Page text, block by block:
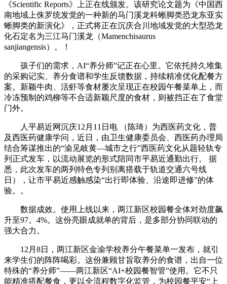
《Scientific Reports》上正在线颁发。该研究论文题为《中国西
南地域上侏罗统发觉的一种新的马门溪龙科蜥脚类恐龙东亚实
蜥脚类的新演化》，正式将正在沉庆合川地域发觉的大型恐龙
化石定名为三江马门溪龙（Mamenchisaurus
sanjiangensis）。！
孩子们的需求，AI“养分师”记正在心里。它依托持久堆集
的采购记实、养分食谱和学生反馈数据，持续精准优化配餐方
案。新颖牛肉、活虾等食材屡次呈现正在校园午餐菜单上，而
冷冻预制的鸡柳等不合适新颖尺度的食材，则被挡正在了食堂
门外。
人平易近网沉庆12月11日电 （陈琦）为西医药文化，普
及西医药健康学问，近日，由卫生健康委员会、西医药办理局
结合筹谋推出的“渝见岐黄—城市之行”西医药文化从题轻轨专
列正式发车，以流动展览的形式陪同市平易近通勤出行。 据
悉，此次发车的两列特色专列别离搭载于轨道交通六号线
日），让市平易近感触感染“出行即体验、沿途即进修”的体
验。。
数据成效。使用上线以来，两江新区校园餐全体对劲度飙
升至97。4%。这份亮眼成就单的背后，是多部分协同联动的
强大合力。
12月8日，两江新区金渝学校养分午餐菜单一发布，就引
来学生们的阵阵喝彩。这份兼顾甘旨取养分的食谱，出自一位
特殊的“养分师”——两江新区“AI+校园餐智管”使用。它不只
能精准搭配餐食，更以全流程数字化监管，为校园餐平安“上